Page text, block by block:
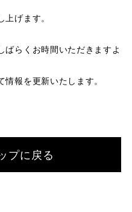
げます。
ばらくお時間いただきますよ
報を更新いたします。
プに戻る